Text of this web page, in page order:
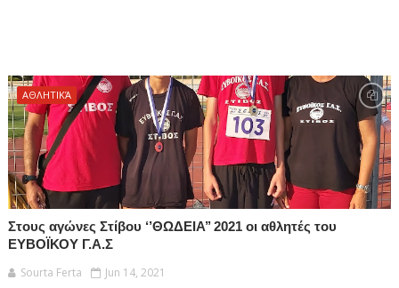
ΑΘΛΗΤΙΚΆ
Στους αγώνες Στίβου ‘’ΘΩΔΕΙΑ’’ 2021 οι αθλητές του
ΕΥΒΟΪΚΟΥ Γ.Α.Σ
Sourta Ferta
Jun 14, 2021